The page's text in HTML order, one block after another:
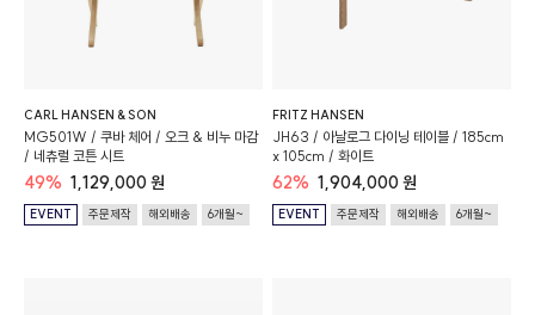
CARL HANSEN & SON
MG501W / 쿠바 체어 / 오크 & 비누 마감
/ 네츄럴 코튼 시트
49% 1,129,000 원
EVENT 주문제작 해외배송 6개월~
FRITZ HANSEN
JH63 / 아날로그 다이닝 테이블 / 185cm
x 105cm / 화이트
62% 1,904,000 원
EVENT 주문제작 해외배송 6개월~